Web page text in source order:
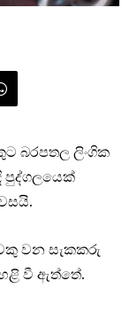
බරපතල ලිංගික
පුද්ගලයෙක්
වන සැකකරු
වී ඇත්තේ.